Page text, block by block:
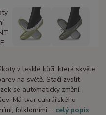
v lesklé kůži, které skvěle
na světě. Stačí zvolit
se automaticky změní.
Má tvar cukrářského
folklorními ... celý popis